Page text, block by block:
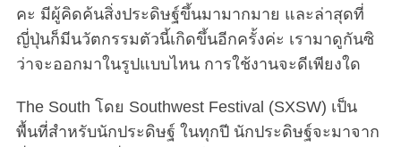
คะ มีผู้คิดค้นสิ่งประดิษฐ์ขึ้นมามากมาย และล่าสุดที่
ญี่ปุ่นก็มีนวัตกรรมตัวนี้เกิดขึ้นอีกครั้งค่ะ เรามาดูกันซิ
ว่าจะออกมาในรูปแบบไหน การใช้งานจะดีเพียงใด
The South โดย Southwest Festival (SXSW) เป็น
พื้นที่สำหรับนักประดิษฐ์ ในทุกปี นักประดิษฐ์จะมาจาก